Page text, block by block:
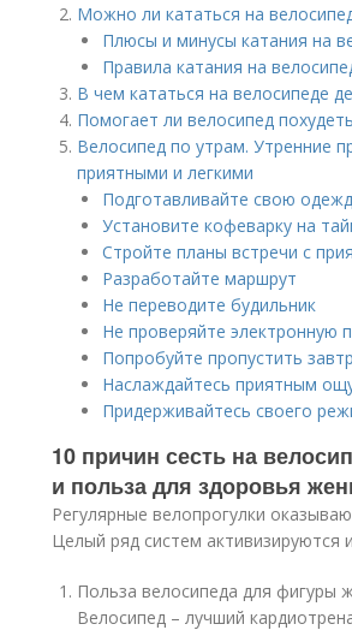
Можно ли кататься на
Плюсы и минусы катания на
Правила катания на
В чем кататься на велосипеде
Помогает ли велосипед
Велосипед по утрам. Утренние
приятными и легкими
Подготавливайте свою
Установите кофеварку на
Стройте планы встречи с
Разработайте маршрут
Не переводите будильник
Не проверяйте электронную
Попробуйте пропустить
Наслаждайтесь приятным
Придерживайтесь своего
10 причин сесть на
и польза для здоровья
Регулярные велопрогулки
Целый ряд систем активизируются
Польза велосипеда для фигуры
Велосипед – лучший